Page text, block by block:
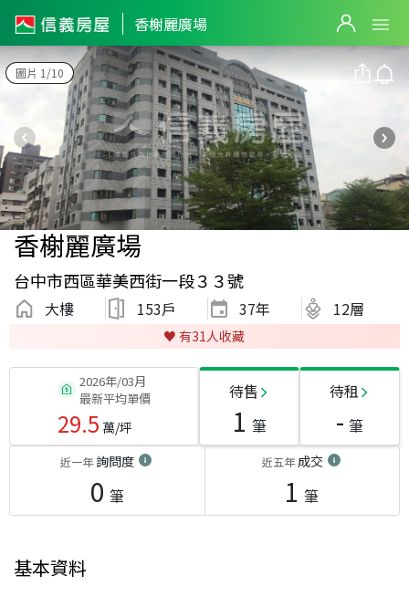
香榭麗廣場
圖片 1/10
香榭麗廣場
台中市西區華美西街一段３３號
大樓 153戶 37年 12層
♥️ 有31 人收藏
2026年/03月
最新平均單價
29.5 萬/坪
待售
1 筆
待租
- 筆
近一年詢問度
0 筆
近五年成交
1 筆
基本資料